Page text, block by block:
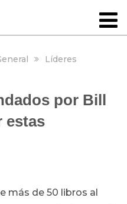
Líderes
por Bill
estas
más de 50 libros al